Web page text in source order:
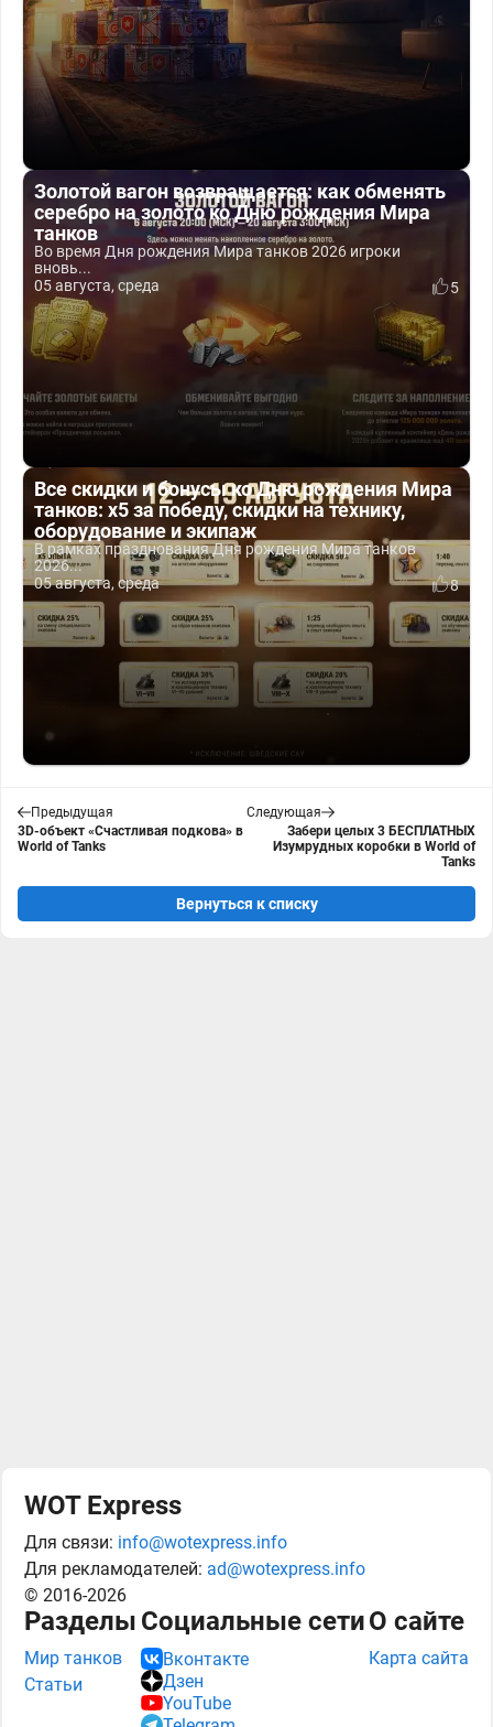
Золотой вагон возвращается: как обменять
серебро на золото ко Дню рождения Мира
танков
Во время Дня рождения Мира танков 2026 игроки
вновь...
05 августа, среда
5
Все скидки и бонусы ко Дню рождения Мира
танков: x5 за победу, скидки на технику,
оборудование и экипаж
В рамках празднования Дня рождения Мира танков
2026...
05 августа, среда
8
Предыдущая
3D-объект «Счастливая подкова» в
World of Tanks
Следующая
Забери целых 3 БЕСПЛАТНЫХ
Изумрудных коробки в World of
Tanks
Вернуться к списку
WOT Express
Для связи: info@wotexpress.info
Для рекламодателей: ad@wotexpress.info
© 2016-2026
Разделы
Мир танков
Статьи
Социальные сети
Вконтакте
Дзен
YouTube
О сайте
Карта сайта